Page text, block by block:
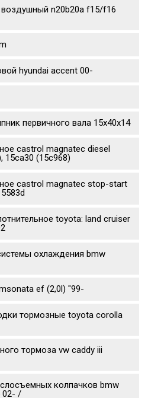
воздушный n20b20a f15/f16
hyundai accent 00-
первичного вала 15x40x14
castrol magnatec diesel
15ca30 (15c968)
castrol magnatec stop-start
toyota: land cruiser
охлаждения bmw
ef (2,0l) "99-
тормозные toyota corolla
тормоза vw caddy iii
колпачков bmw
02- /